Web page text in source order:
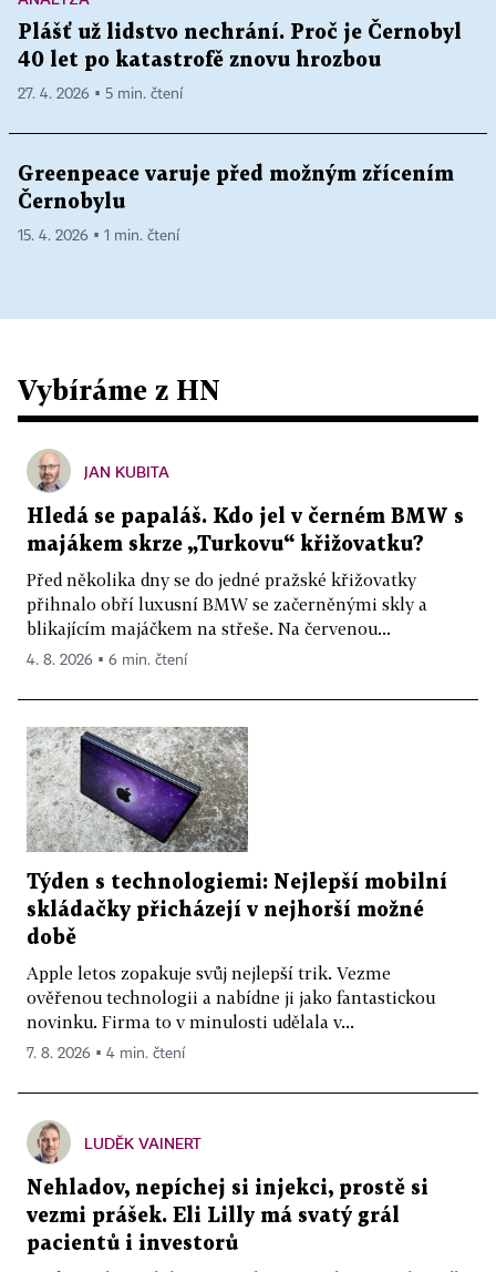
Plášť už lidstvo nechrání. Proč je Černobyl
40 let po katastrofě znovu hrozbou
27. 4. 2026 ▪ 5 min. čtení
Greenpeace varuje před možným zřícením
Černobylu
15. 4. 2026 ▪ 1 min. čtení
Vybíráme z HN
JAN KUBITA
Hledá se papaláš. Kdo jel v černém BMW s
majákem skrze „Turkovu“ křižovatku?
Před několika dny se do jedné pražské křižovatky
přihnalo obří luxusní BMW se začerněnými skly a
blikajícím majáčkem na střeše. Na červenou...
4. 8. 2026 ▪ 6 min. čtení
Týden s technologiemi: Nejlepší mobilní
skládačky přicházejí v nejhorší možné
době
Apple letos zopakuje svůj nejlepší trik. Vezme
ověřenou technologii a nabídne ji jako fantastickou
novinku. Firma to v minulosti udělala v...
7. 8. 2026 ▪ 4 min. čtení
LUDĚK VAINERT
Nehladov, nepíchej si injekci, prostě si
vezmi prášek. Eli Lilly má svatý grál
pacientů i investorů